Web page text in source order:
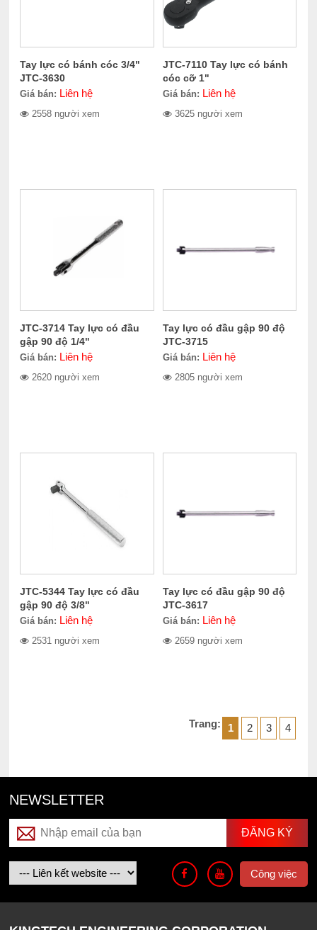
Tay lực có bánh cóc 3/4"
JTC-3630
Giá bán: Liên hệ
2558 người xem
JTC-7110 Tay lực có bánh
cóc cỡ 1"
Giá bán: Liên hệ
3625 người xem
JTC-3714 Tay lực có đầu
gập 90 độ 1/4"
Giá bán: Liên hệ
2620 người xem
Tay lực có đầu gập 90 độ
JTC-3715
Giá bán: Liên hệ
2805 người xem
JTC-5344 Tay lực có đầu
gập 90 độ 3/8"
Giá bán: Liên hệ
2531 người xem
Tay lực có đầu gập 90 độ
JTC-3617
Giá bán: Liên hệ
2659 người xem
Trang: 1 2 3 4
NEWSLETTER
Công việc